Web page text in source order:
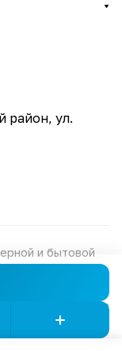
район, ул.
и бытовой
Оферта